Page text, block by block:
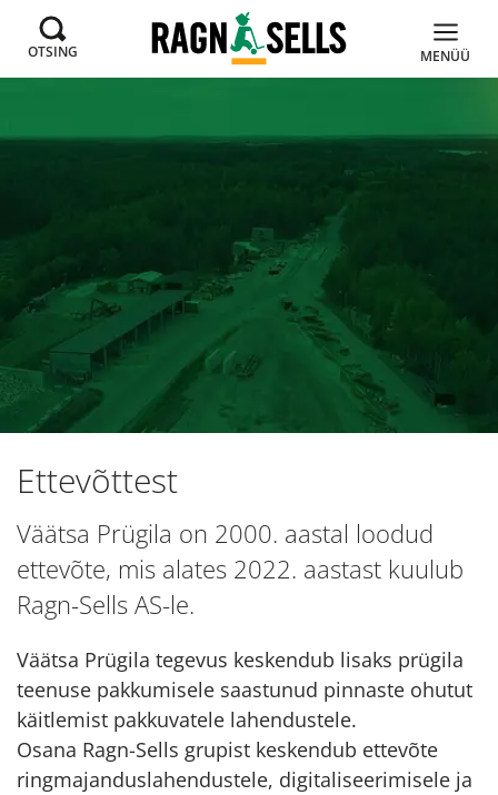
OTSING MENÜÜ
Ettevõttest
Väätsa Prügila on 2000. aastal loodud
ettevõte, mis alates 2022. aastast kuulub
Ragn-Sells AS-le.
Väätsa Prügila tegevus keskendub lisaks prügila
teenuse pakkumisele saastunud pinnaste ohutut
käitlemist pakkuvatele lahendustele.
Osana Ragn-Sells grupist keskendub ettevõte
ringmajanduslahendustele, digitaliseerimisele ja